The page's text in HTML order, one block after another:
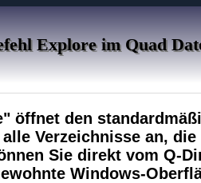
Explore im Quad
öffnet den
Verzeichnisse an,
Sie direkt vom Q-
Windows-